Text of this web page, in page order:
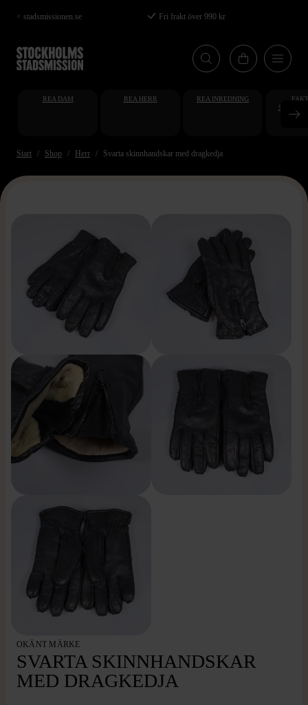
Hoppa
till
huvudinnehåll
< stadsmissionen.se Fri frakt över 990 kr
REA DAM REA HERR REA INREDNING
Start Shop Herr Svarta skinnhandskar med dragkedja
OKÄNT MÄRKE
SVARTA SKINNHANDSKAR
MED DRAGKEDJA